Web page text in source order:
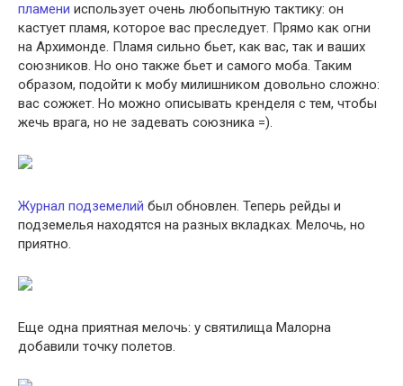
пламени использует очень любопытную тактику: он
кастует пламя, которое вас преследует. Прямо как огни
на Архимонде. Пламя сильно бьет, как вас, так и ваших
союзников. Но оно также бьет и самого моба. Таким
образом, подойти к мобу милишником довольно сложно:
вас сожжет. Но можно описывать кренделя с тем, чтобы
жечь врага, но не задевать союзника =).
Журнал подземелий был обновлен. Теперь рейды и
подземелья находятся на разных вкладках. Мелочь, но
приятно.
Еще одна приятная мелочь: у святилища Малорна
добавили точку полетов.